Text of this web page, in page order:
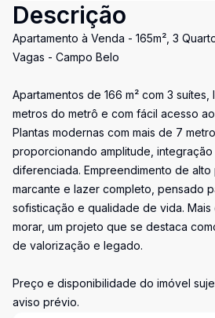
Descrição
Apartamento à Venda - 165m², 3
Vagas - Campo Belo
Apartamentos de 166 m² com 3
metros do metrô e com fácil acesso
Plantas modernas com mais de 7
proporcionando amplitude, integração
diferenciada. Empreendimento de
marcante e lazer completo, pensado
sofisticação e qualidade de vida. Mais
morar, um projeto que se destaca
de valorização e legado.
Preço e disponibilidade do imóvel
aviso prévio.